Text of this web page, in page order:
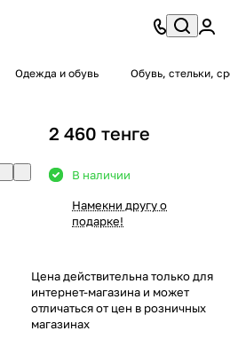
Одежда и обувь Обувь, стельки,
2 460 тенге
В наличии
Намекни другу о
подарке!
Цена действительна только для
интернет-магазина и может
отличаться от цен в розничных
магазинах